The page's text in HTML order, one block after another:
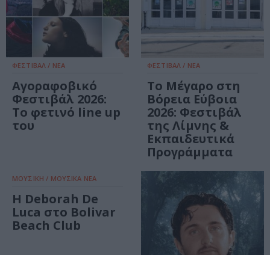
ΦΕΣΤΙΒΑΛ / ΝΕΑ
Αγοραφοβικό
Φεστιβάλ 2026:
Το φετινό line up
του
ΦΕΣΤΙΒΑΛ / ΝΕΑ
Το Μέγαρο στη
Βόρεια Εύβοια
2026: Φεστιβάλ
της Λίμνης &
Εκπαιδευτικά
Προγράμματα
ΜΟΥΣΙΚΗ / ΜΟΥΣΙΚΑ ΝΕΑ
Η Deborah De
Luca στο Bolivar
Beach Club